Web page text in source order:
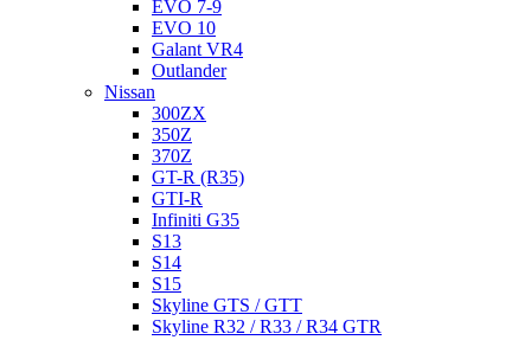
EVO 7-9
EVO 10
Galant VR4
Outlander
Nissan
300ZX
350Z
370Z
GT-R (R35)
GTI-R
Infiniti G35
S13
S14
S15
Skyline GTS / GTT
Skyline R32 / R33 / R34 GTR